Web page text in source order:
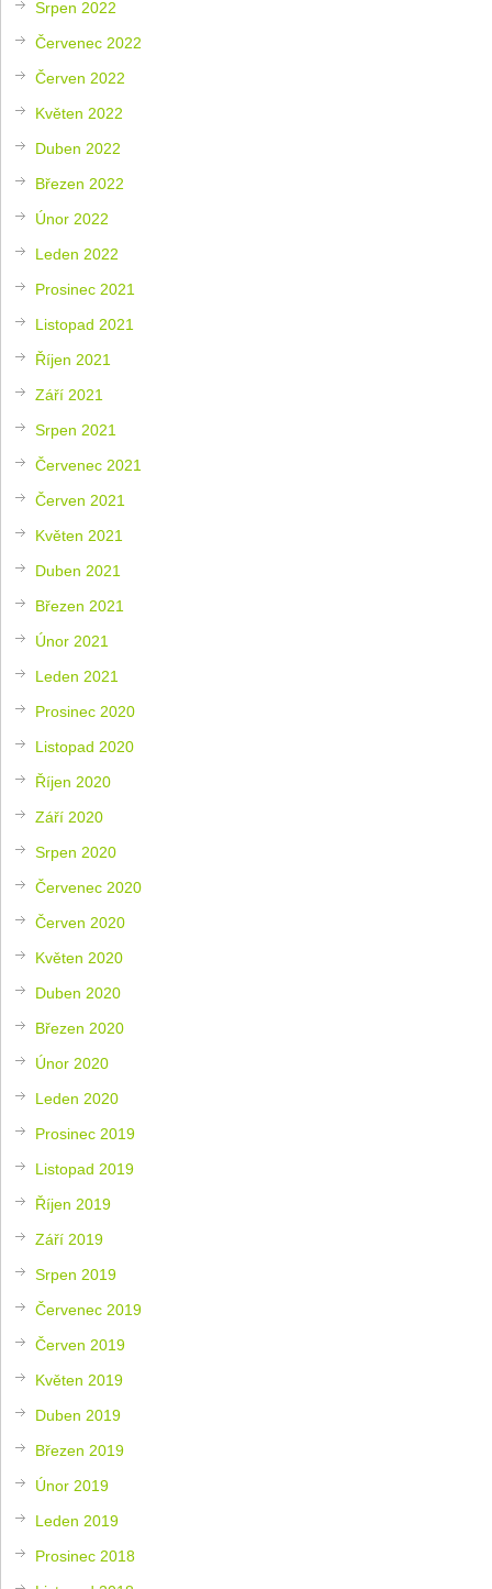
Srpen 2022
Červenec 2022
Červen 2022
Květen 2022
Duben 2022
Březen 2022
Únor 2022
Leden 2022
Prosinec 2021
Listopad 2021
Říjen 2021
Září 2021
Srpen 2021
Červenec 2021
Červen 2021
Květen 2021
Duben 2021
Březen 2021
Únor 2021
Leden 2021
Prosinec 2020
Listopad 2020
Říjen 2020
Září 2020
Srpen 2020
Červenec 2020
Červen 2020
Květen 2020
Duben 2020
Březen 2020
Únor 2020
Leden 2020
Prosinec 2019
Listopad 2019
Říjen 2019
Září 2019
Srpen 2019
Červenec 2019
Červen 2019
Květen 2019
Duben 2019
Březen 2019
Únor 2019
Leden 2019
Prosinec 2018